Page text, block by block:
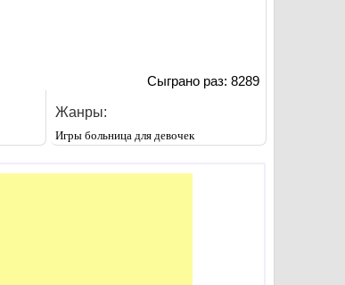
Сыграно раз: 8289
Жанры:
Игры больница для девочек